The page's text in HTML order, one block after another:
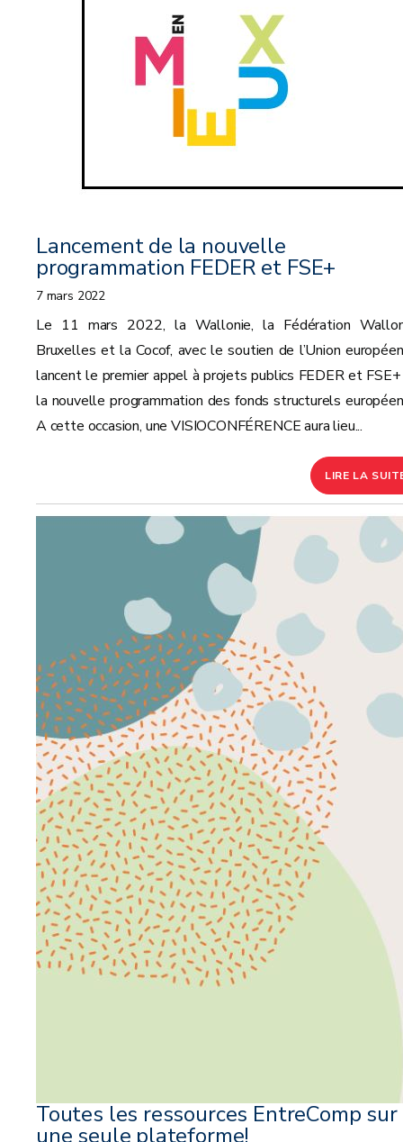
Lancement de la nouvelle
programmation FEDER et FSE+
7 mars 2022
Le 11 mars 2022, la Wallonie, la Fédération
Bruxelles et la Cocof, avec le soutien de l’Union
lancent le premier appel à projets publics FEDER et
la nouvelle programmation des fonds structurels
A cette occasion, une VISIOCONFÉRENCE aura lieu...
LIRE LA
Toutes les ressources EntreComp sur
une seule plateforme!